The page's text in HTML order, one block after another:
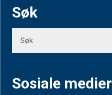
Søk
Sosiale medier